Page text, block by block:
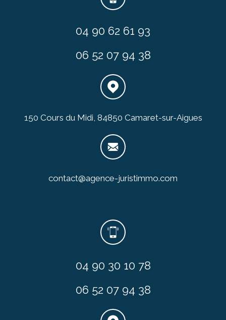
04 90 62 61 93
06 52 07 94 38
150 Cours du Midi, 84850 Camaret-sur-Aigues
contact@agence-juristimmo.com
04 90 30 10 78
06 52 07 94 38